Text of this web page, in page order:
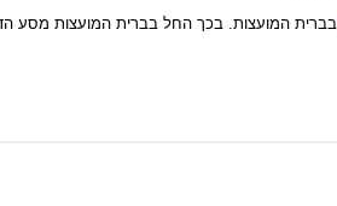
בברית המועצות. בכך החל בברית המועצות מסע